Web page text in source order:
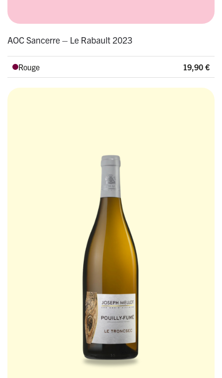
AOC Sancerre – Le Rabault 2023
Rouge 19,90 €